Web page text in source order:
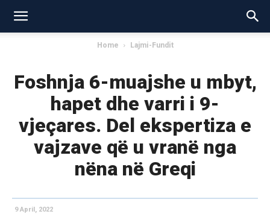
Home Lajmi-Fundit
Foshnja 6-muajshe u mbyt,
hapet dhe varri i 9-
vjeçares. Del ekspertiza e
vajzave që u vranë nga
nëna në Greqi
9 April, 2022